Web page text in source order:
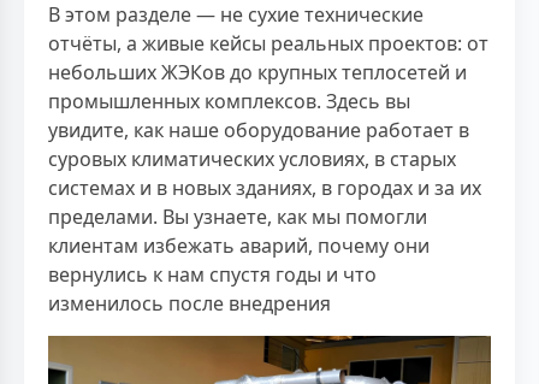
В этом разделе — не сухие технические
отчёты, а живые кейсы реальных проектов: от
небольших ЖЭКов до крупных теплосетей и
промышленных комплексов. Здесь вы
увидите, как наше оборудование работает в
суровых климатических условиях, в старых
системах и в новых зданиях, в городах и за их
пределами. Вы узнаете, как мы помогли
клиентам избежать аварий, почему они
вернулись к нам спустя годы и что
изменилось после внедрения